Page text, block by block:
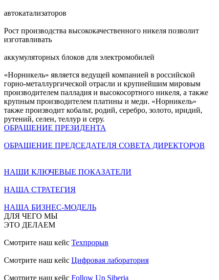
автокатализаторов
Рост производства высококачественного никеля позволит
изготавливать
аккумуляторных блоков для электромобилей
«Норникель» является ведущей компанией в российской
горно-металлургической отрасли и крупнейшим мировым
производителем палладия и высокосортного никеля, а также
крупным производителем платины и меди. «Норникель»
также производит кобальт, родий, серебро, золото, иридий,
рутений, селен, теллур и серу.
ОБРАЩЕНИЕ ПРЕЗИДЕНТА
ОБРАЩЕНИЕ ПРЕДСЕДАТЕЛЯ СОВЕТА ДИРЕКТОРОВ
НАШИ КЛЮЧЕВЫЕ ПОКАЗАТЕЛИ
НАША СТРАТЕГИЯ
НАША БИЗНЕС-МОДЕЛЬ
ДЛЯ ЧЕГО МЫ
ЭТО ДЕЛАЕМ
Смотрите наш кейс Техпрорыв
Смотрите наш кейс Цифровая лаборатория
Смотрите наш кейс Follow Up Siberia